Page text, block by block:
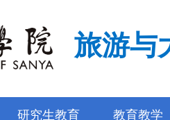
旅游与
研究生教育 教育教学